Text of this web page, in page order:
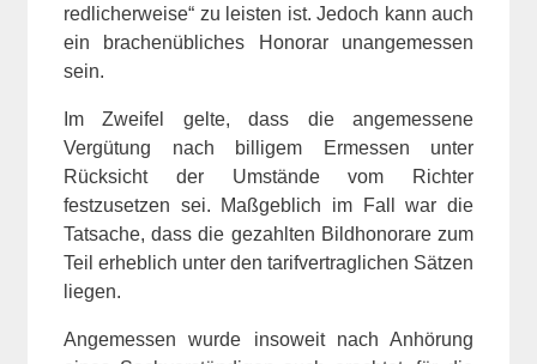
redlicherweise“ zu leisten ist. Jedoch kann auch
ein brachenübliches Honorar unangemessen
sein.
Im Zweifel gelte, dass die angemessene
Vergütung nach billigem Ermessen unter
Rücksicht der Umstände vom Richter
festzusetzen sei. Maßgeblich im Fall war die
Tatsache, dass die gezahlten Bildhonorare zum
Teil erheblich unter den tarifvertraglichen Sätzen
liegen.
Angemessen wurde insoweit nach Anhörung